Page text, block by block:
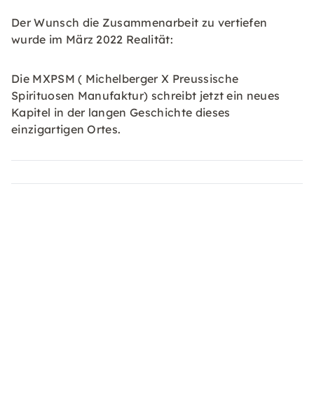
Der Wunsch die Zusammenarbeit zu vertiefen
wurde im März 2022 Realität:
Die MXPSM ( Michelberger X Preussische
Spirituosen Manufaktur) schreibt jetzt ein neues
Kapitel in der langen Geschichte dieses
einzigartigen Ortes.